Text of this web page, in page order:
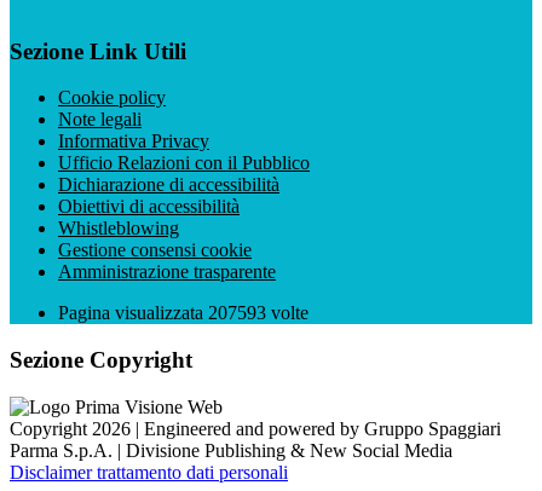
Sezione Link Utili
Cookie policy
Note legali
Informativa Privacy
Ufficio Relazioni con il Pubblico
Dichiarazione di accessibilità
Obiettivi di accessibilità
Whistleblowing
Gestione consensi cookie
Amministrazione trasparente
Pagina visualizzata 207593 volte
Sezione Copyright
Copyright 2026 | Engineered and powered by Gruppo Spaggiari
Parma S.p.A. | Divisione Publishing & New Social Media
Disclaimer trattamento dati personali